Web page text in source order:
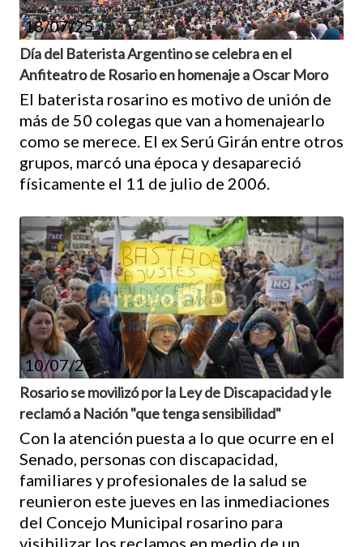
18/07/25
Día del Baterista Argentino se celebra en el
Anfiteatro de Rosario en homenaje a Oscar Moro
El baterista rosarino es motivo de unión de
más de 50 colegas que van a homenajearlo
como se merece. El ex Serú Girán entre otros
grupos, marcó una época y desapareció
físicamente el 11 de julio de 2006.
10/07/25
Rosario se movilizó por la Ley de Discapacidad y le
reclamó a Nación "que tenga sensibilidad"
Con la atención puesta a lo que ocurre en el
Senado, personas con discapacidad,
familiares y profesionales de la salud se
reunieron este jueves en las inmediaciones
del Concejo Municipal rosarino para
visibilizar los reclamos en medio de un